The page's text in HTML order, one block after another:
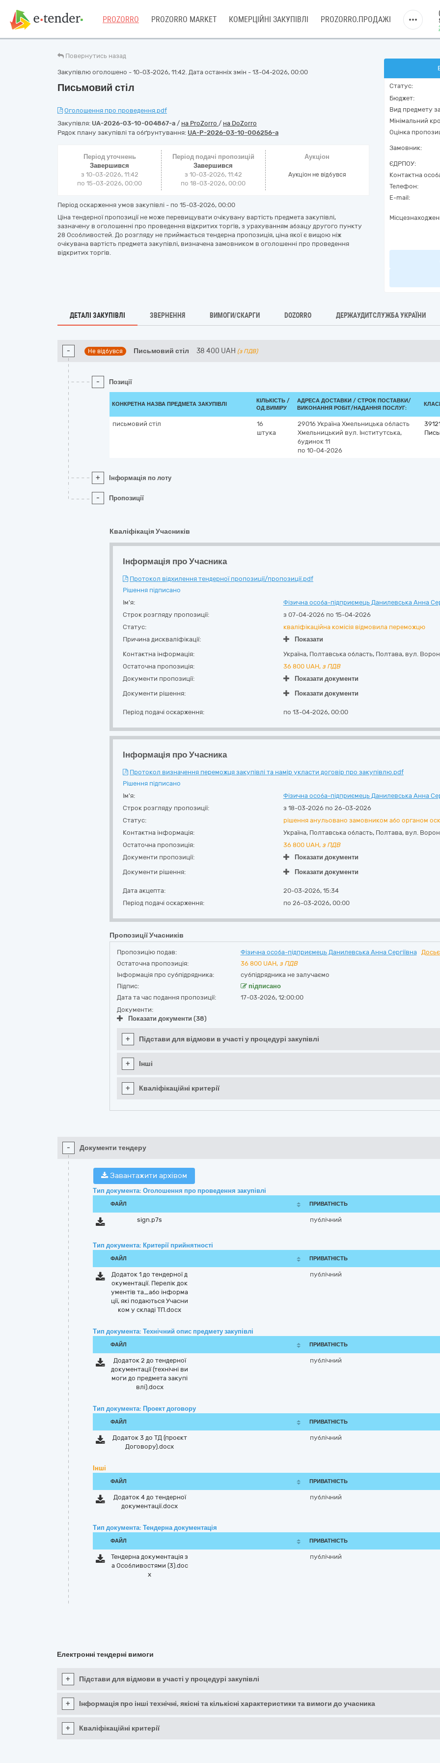
PROZORRO PROZORRO MARKET КОМЕРЦІЙНІ ЗАКУПІВЛІ PROZORRO.ПРОДАЖІ
Повернутись назад
Закупівлю оголошено - 10-03-2026, 11:42. Дата останніх змін - 13-04-2026, 00:00
Письмовий стіл
Оголошення про проведення.pdf
Закупівля: UA-2026-03-10-004867-a / на ProZorro / на DoZorro
Рядок плану закупівлі та обґрунтування: UA-P-2026-03-10-006256-a
Період уточнень
Завершився
з 10-03-2026, 11:42
по 15-03-2026, 00:00
Період подачі пропозицій
Завершився
з 10-03-2026, 11:42
по 18-03-2026, 00:00
Аукціон
Аукціон не відбувся
Період оскарження умов закупівлі - по 15-03-2026, 00:00
Ціна тендерної пропозиції не може перевищувати очікувану вартість предмета закупівлі,
зазначену в оголошенні про проведення відкритих торгів, з урахуванням абзацу другого пункту
28 Особливостей. До розгляду не приймається тендерна пропозиція, ціна якої є вищою ніж
очікувана вартість предмета закупівлі, визначена замовником в оголошенні про проведення
відкритих торгів.
Статус:
Бюджет:
Вид предмету
Мінімальний
Оцінка
Замовник:
ЄДРПОУ:
Контактна
Телефон:
E-mail:
ДЕТАЛІ ЗАКУПІВЛІ ЗВЕРНЕННЯ ВИМОГИ/СКАРГИ DOZORRO ДЕРЖАУДИТСЛУЖБА УКРАЇНИ
- Не відбувся Письмовий стіл 38 400 UAH (з ПДВ)
- Позиції
КОНКРЕТНА НАЗВА ПРЕДМЕТА ЗАКУПІВЛІ
КІЛЬКІСТЬ /
ОД.ВИМІРУ
АДРЕСА ДОСТАВКИ / СТРОК ПОСТАВКИ/
ВИКОНАННЯ РОБІТ/НАДАННЯ ПОСЛУГ:
письмовий стіл
16
штука
29016 Україна Хмельницька область
Хмельницький вул. Інститутська,
будинок 11
по 10-04-2026
+ Інформація по лоту
- Пропозиції
Кваліфікація Учасників
Інформація про Учасника
Протокол відхилення тендерної пропозиції/пропозиції.pdf
Рішення підписано
Ім'я:
Фізична особа-підприємець Данилевська Анна
Строк розгляду пропозиції:
з 07-04-2026 по 15-04-2026
Статус:
кваліфікаційна комісія відмовила переможцю
Причина дискваліфікації:
Показати
Контактна інформація:
Україна, Полтавська область, Полтава, вул.
Остаточна пропозиція:
36 800 UAH, з ПДВ
Документи пропозиції:
Показати документи
Документи рішення:
Показати документи
Період подачі оскарження: по 13-04-2026, 00:00
Інформація про Учасника
Протокол визначення переможця закупівлі та намір укласти договір про закупівлю.pdf
Рішення підписано
Ім'я:
Фізична особа-підприємець Данилевська Анна
Строк розгляду пропозиції:
з 18-03-2026 по 26-03-2026
Статус:
рішення анульовано замовником або органом
Контактна інформація:
Україна, Полтавська область, Полтава, вул.
Остаточна пропозиція:
36 800 UAH, з ПДВ
Документи пропозиції:
Показати документи
Документи рішення:
Показати документи
Дата акцепта:
20-03-2026, 15:34
Період подачі оскарження:
по 26-03-2026, 00:00
Пропозиції Учасників
Пропозицію подав: Фізична особа-підприємець Данилевська Анна Сергіївна
Остаточна пропозиція:
36 800 UAH, з ПДВ
Інформація про субпідрядника:
субпідрядника не залучаємо
Підпис:
підписано
Дата та час подання пропозиції:
17-03-2026, 12:00:00
Документи:
Показати документи (38)
+ Підстави для відмови в участі у процедурі закупівлі
+ Інші
+ Кваліфікаційні критерії
- Документи тендеру
Завантажити архівом
Тип документа: Оголошення про проведення закупівлі
ФАЙЛ ПРИВАТНІСТЬ
sign.p7s публічний
Тип документа: Критерії прийнятності
ФАЙЛ ПРИВАТНІСТЬ
Додаток 1 до тендерної д
окументації. Перелік док
ументів та_або інформа
ції, які подаються Учасни
ком у складі ТП.docx
публічний
Тип документа: Технічний опис предмету закупівлі
ФАЙЛ ПРИВАТНІСТЬ
Додаток 2 до тендерної
документації (технічні ви
моги до предмета закупі
влі).docx
публічний
Тип документа: Проект договору
ФАЙЛ ПРИВАТНІСТЬ
Додаток 3 до ТД (проєкт
Договору).docx
публічний
Інші
ФАЙЛ ПРИВАТНІСТЬ
Додаток 4 до тендерної
документації.docx
публічний
Тип документа: Тендерна документація
ФАЙЛ ПРИВАТНІСТЬ
Тендерна документація з
а Особливостями (3).doc
x
публічний
Електронні тендерні вимоги
+ Підстави для відмови в участі у процедурі закупівлі
+ Інформація про інші технічні, якісні та кількісні характеристики та вимоги до учасника
+ Кваліфікаційні критерії